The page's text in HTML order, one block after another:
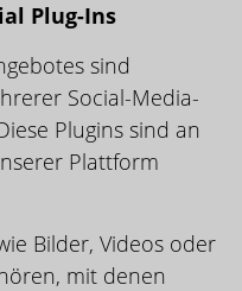
Plug-Ins
sind
Social-Media-
Plugins sind an
Plattform
Bilder, Videos oder
mit denen